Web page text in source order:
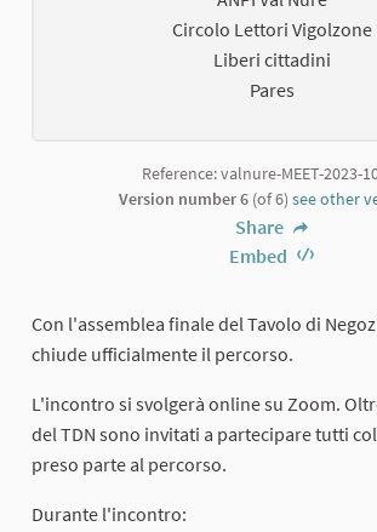
Circolo Lettori Vigolzone
Liberi cittadini
Pares
Reference: valnure-MEET-2023-
Version number 6 (of 6) see other
Share
Embed
Con l'assemblea finale del Tavolo di
chiude ufficialmente il percorso.
L'incontro si svolgerà online su Zoom.
del TDN sono invitati a partecipare tutti
preso parte al percorso.
Durante l'incontro: